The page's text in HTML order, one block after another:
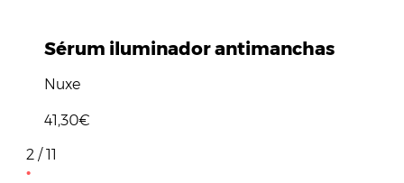
Sérum iluminador antimanchas
Nuxe
41,30€
2 / 11